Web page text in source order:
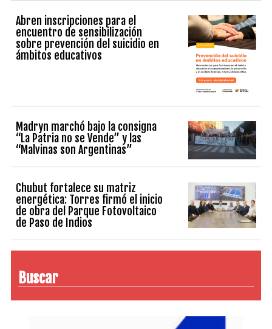
Abren inscripciones para el
encuentro de sensibilización
sobre prevención del suicidio en
ámbitos educativos
Madryn marchó bajo la consigna
“La Patria no se Vende” y las
“Malvinas son Argentinas”
Chubut fortalece su matriz
energética: Torres firmó el inicio
de obra del Parque Fotovoltaico
de Paso de Indios
Buscar